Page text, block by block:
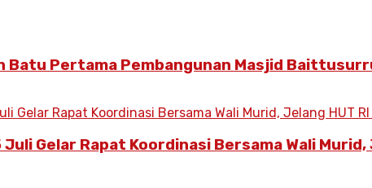
Batu Pertama Pembangunan Masjid
Juli Gelar Rapat Koordinasi Bersama Wali Murid,